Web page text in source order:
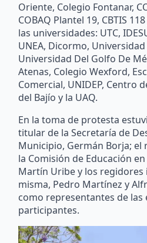
Oriente, Colegio Fontanar,
COBAQ Plantel 19, CBTIS
las universidades: UTC,
UNEA, Dicormo,
Universidad Del Golfo De
Atenas, Colegio Wexford,
Comercial, UNIDEP, Centro
del Bajío y la UAQ.
En la toma de protesta
titular de la Secretaría de
Municipio, Germán Borja;
la Comisión de Educación
Martín Uribe y los regidores
misma, Pedro Martínez y
como representantes de las
participantes.